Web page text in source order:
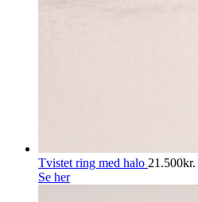
Tvistet ring med halo 21.500kr.
Se her